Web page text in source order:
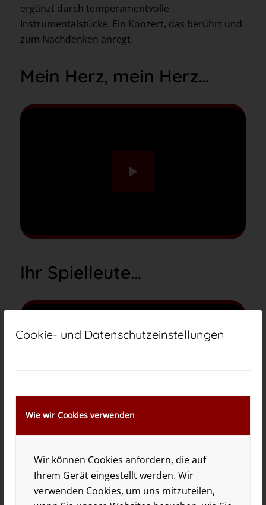
Cookie- und Datenschutzeinstellungen
Wie wir Cookies verwenden
Wir können Cookies anfordern, die auf
Ihrem Gerät eingestellt werden. Wir
verwenden Cookies, um uns mitzuteilen,
ergänzt durch temperamentvolle
Instrumentalstücke. Ein Konzert, das berührt und
zum Nachdenken anregt.
Mein Herz, mein Herz…
Ihr Spielleute…
Oj, sieh dort drüben…